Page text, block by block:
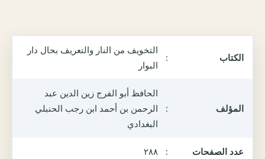
الكتاب :
التخويف من النار والتعريف بحال دار
البوار
المؤلف :
الحافظ أبو الفرج زين الدين عبد
الرحمن بن أحمد ابن رجب الحنبلي
البغدادي
عدد الصفحات : ٢٨٨